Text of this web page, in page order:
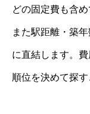
どの固定費も含
また駅距離・築
に直結します。
順位を決めて探す